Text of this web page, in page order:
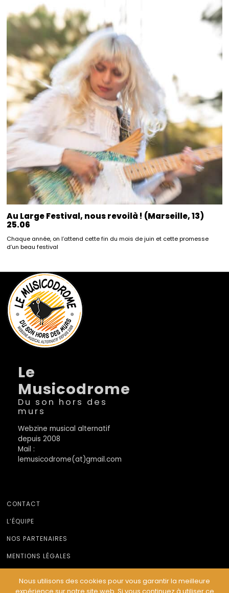
Au Large Festival, nous revoilà ! (Marseille, 13)
25.06
Chaque année, on l’attend cette fin du mois de juin et cette promesse
d’un beau festival
Le
Musicodrome
Du son hors des
murs
Webzine musical alternatif
depuis 2008
Mail :
lemusicodrome(at)gmail.com
CONTACT
L’ÉQUIPE
NOS PARTENAIRES
MENTIONS LÉGALES
Nous utilisons des cookies pour vous garantir la meilleure